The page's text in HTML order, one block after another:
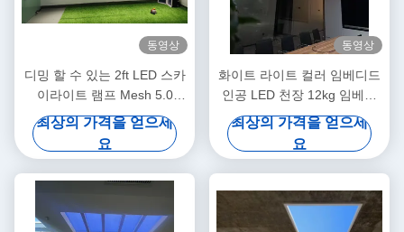
동영상
디밍 할 수 있는 2ft LED 스카
이라이트 램프 Mesh 5.0
DALI 및 0-10V 150W
5000lm+ Wide CCT 범위 장
면 모드
최상의 가격을 얻으세
요
동영상
화이트 라이트 컬러 임베디드
인공 LED 천장 12kg 임베디
드 설치 방법 상업용
최상의 가격을 얻으세
요